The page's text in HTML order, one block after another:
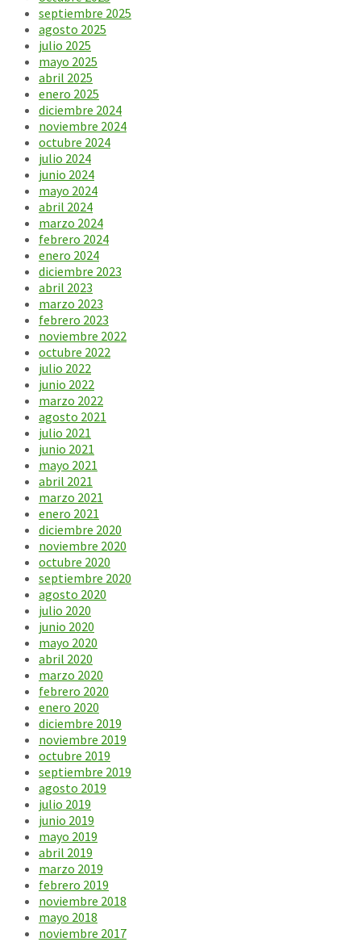
septiembre 2025
agosto 2025
julio 2025
mayo 2025
abril 2025
enero 2025
diciembre 2024
noviembre 2024
octubre 2024
julio 2024
junio 2024
mayo 2024
abril 2024
marzo 2024
febrero 2024
enero 2024
diciembre 2023
abril 2023
marzo 2023
febrero 2023
noviembre 2022
octubre 2022
julio 2022
junio 2022
marzo 2022
agosto 2021
julio 2021
junio 2021
mayo 2021
abril 2021
marzo 2021
enero 2021
diciembre 2020
noviembre 2020
octubre 2020
septiembre 2020
agosto 2020
julio 2020
junio 2020
mayo 2020
abril 2020
marzo 2020
febrero 2020
enero 2020
diciembre 2019
noviembre 2019
octubre 2019
septiembre 2019
agosto 2019
julio 2019
junio 2019
mayo 2019
abril 2019
marzo 2019
febrero 2019
noviembre 2018
mayo 2018
noviembre 2017